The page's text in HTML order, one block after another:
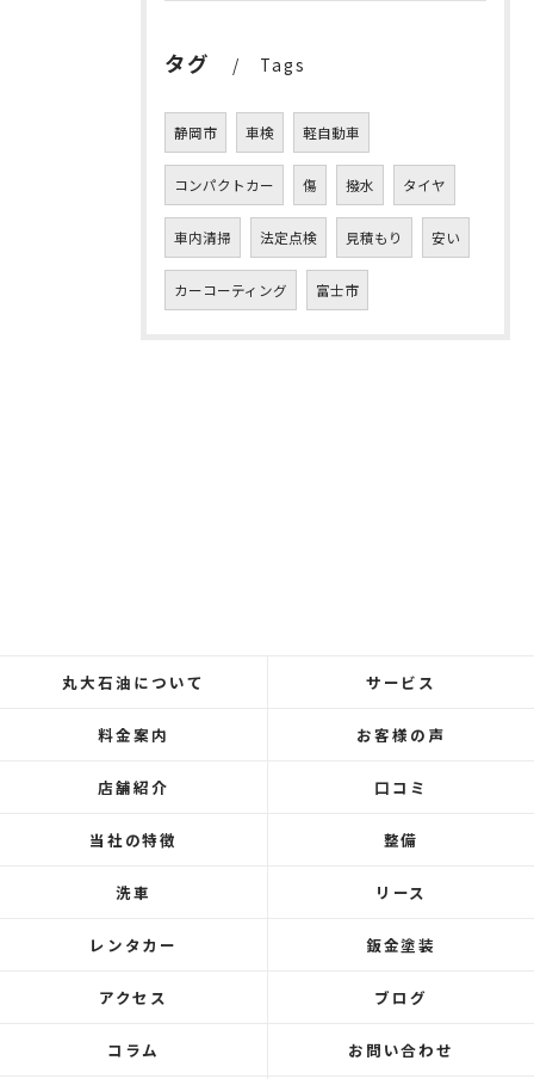
タグ Tags
静岡市 車検 軽自動車
コンパクトカー 傷 撥水 タイヤ
車内清掃 法定点検 見積もり 安い
カーコーティング 富士市
丸大石油について サービス
料金案内 お客様の声
店舗紹介 口コミ
当社の特徴 整備
洗車 リース
レンタカー 鈑金塗装
アクセス ブログ
コラム お問い合わせ